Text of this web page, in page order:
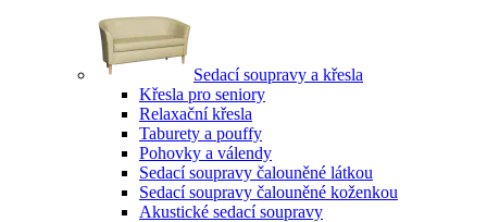
Sedací soupravy a křesla
Křesla pro seniory
Relaxační křesla
Taburety a pouffy
Pohovky a válendy
Sedací soupravy čalouněné látkou
Sedací soupravy čalouněné koženkou
Akustické sedací soupravy